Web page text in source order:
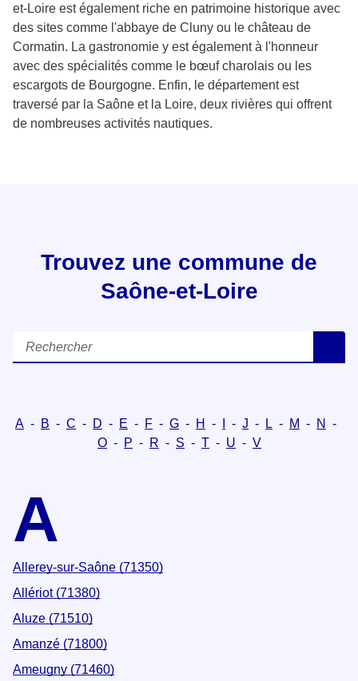
et-Loire est également riche en patrimoine historique avec
des sites comme l'abbaye de Cluny ou le château de
Cormatin. La gastronomie y est également à l'honneur
avec des spécialités comme le bœuf charolais ou les
escargots de Bourgogne. Enfin, le département est
traversé par la Saône et la Loire, deux rivières qui offrent
de nombreuses activités nautiques.
Trouvez une commune de
Saône-et-Loire
Rechercher
A - B - C - D - E - F - G - H - - J - L - M - N
-
O - P - R - S - T - U - V
A
Allerey-sur-Saône (71350)
Allériot (71380)
Aluze (71510)
Amanzé (71800)
Ameugny (71460)